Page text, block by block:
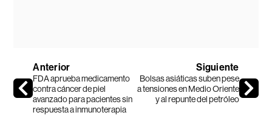
Anterior
FDA aprueba medicamento
contra cáncer de piel
avanzado para pacientes sin
respuesta a inmunoterapia
Siguiente
Bolsas asiáticas suben pese
a tensiones en Medio Oriente
y al repunte del petróleo